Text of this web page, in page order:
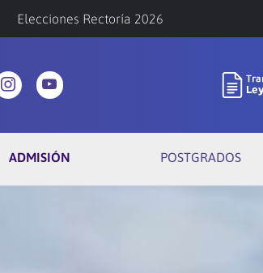
Elecciones Rectoría 2026
ADMISIÓN POSTGRADOS